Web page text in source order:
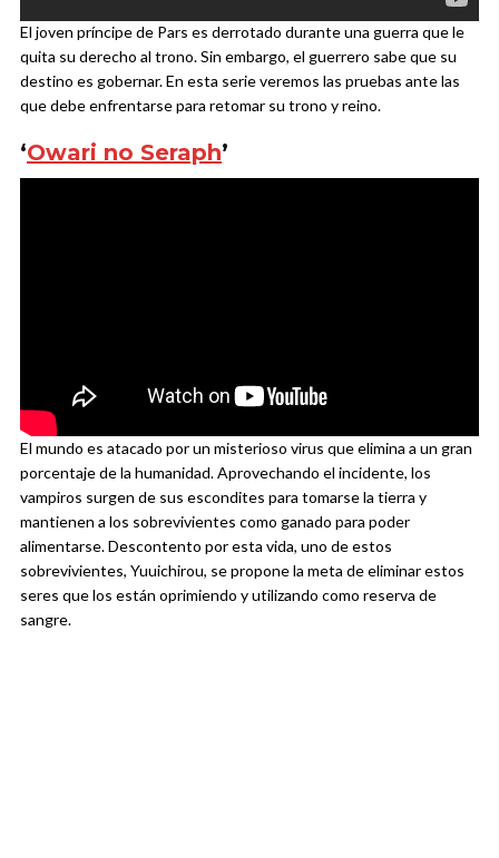
El joven príncipe de Pars es derrotado durante una guerra que le
quita su derecho al trono. Sin embargo, el guerrero sabe que su
destino es gobernar. En esta serie veremos las pruebas ante las
que debe enfrentarse para retomar su trono y reino.
‘Owari no Seraph’
El mundo es atacado por un misterioso virus que elimina a un gran
porcentaje de la humanidad. Aprovechando el incidente, los
vampiros surgen de sus escondites para tomarse la tierra y
mantienen a los sobrevivientes como ganado para poder
alimentarse. Descontento por esta vida, uno de estos
sobrevivientes, Yuuichirou, se propone la meta de eliminar estos
seres que los están oprimiendo y utilizando como reserva de
sangre.